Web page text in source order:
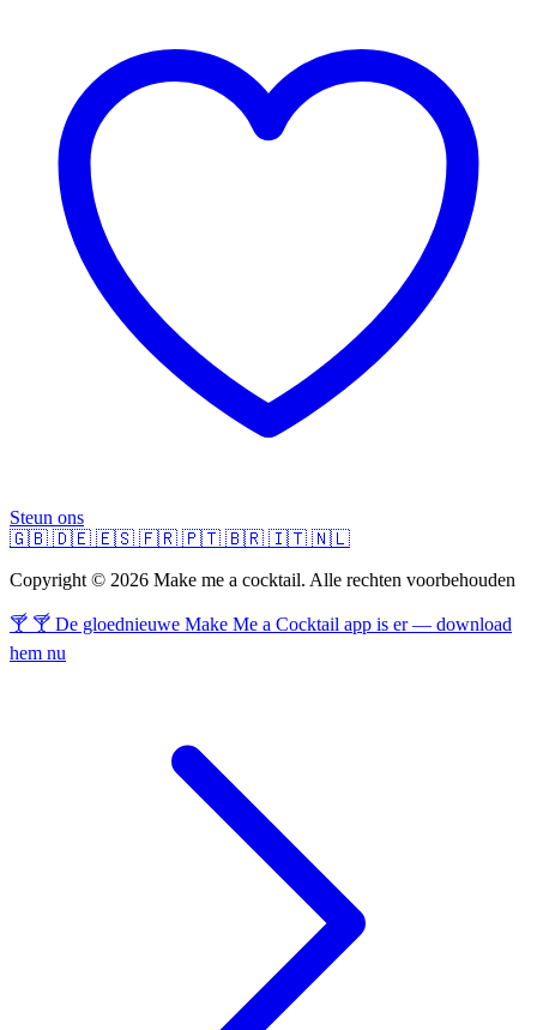
Steun ons
🇬🇧 🇩🇪 🇪🇸 🇫🇷 🇵🇹 🇧🇷 🇮🇹 🇳🇱
Copyright © 2026 Make me a cocktail. Alle rechten voorbehouden
🍸 🍸 De gloednieuwe Make Me a Cocktail app is er — download
hem nu